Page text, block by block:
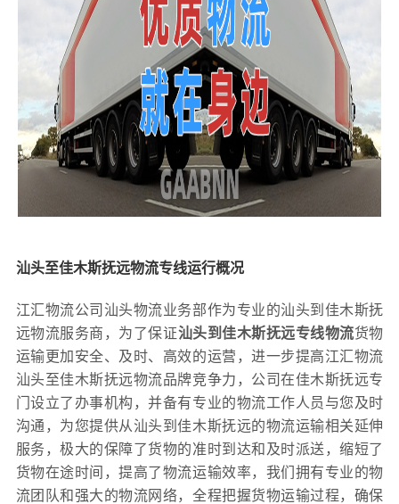
汕头至佳木斯抚远物流专线运行概况
江汇物流公司汕头物流业务部作为专业的汕头到佳木斯抚
远物流服务商，为了保证汕头到佳木斯抚远专线物流货物
运输更加安全、及时、高效的运营，进一步提高江汇物流
汕头至佳木斯抚远物流品牌竞争力，公司在佳木斯抚远专
门设立了办事机构，并备有专业的物流工作人员与您及时
沟通，为您提供从汕头到佳木斯抚远的物流运输相关延伸
服务，极大的保障了货物的准时到达和及时派送，缩短了
货物在途时间，提高了物流运输效率，我们拥有专业的物
流团队和强大的物流网络，全程把握货物运输过程，确保